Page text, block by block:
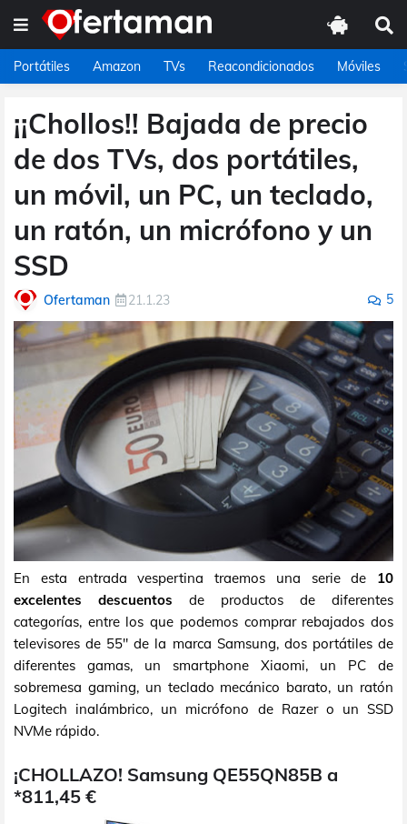
Portátiles Amazon TVs Reacondicionados Móviles
¡¡Chollos!! Bajada de precio
de dos TVs, dos portátiles,
un móvil, un PC, un teclado,
un ratón, un micrófono y un
SSD
Ofertaman 21.1.23 5
En esta entrada vespertina traemos una serie de 10
excelentes descuentos de productos de diferentes
categorías, entre los que podemos comprar rebajados dos
televisores de 55" de la marca Samsung, dos portátiles de
diferentes gamas, un smartphone Xiaomi, un PC de
sobremesa gaming, un teclado mecánico barato, un ratón
Logitech inalámbrico, un micrófono de Razer o un SSD
NVMe rápido.
¡CHOLLAZO! Samsung QE55QN85B a
*811,45 €